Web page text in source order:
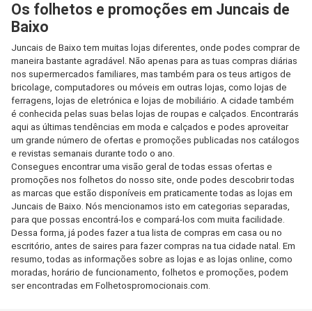
Os folhetos e promoções em Juncais de
Baixo
Juncais de Baixo tem muitas lojas diferentes, onde podes comprar de
maneira bastante agradável. Não apenas para as tuas compras diárias
nos supermercados familiares, mas também para os teus artigos de
bricolage, computadores ou móveis em outras lojas, como lojas de
ferragens, lojas de eletrónica e lojas de mobiliário. A cidade também
é conhecida pelas suas belas lojas de roupas e calçados. Encontrarás
aqui as últimas tendências em moda e calçados e podes aproveitar
um grande número de ofertas e promoções publicadas nos catálogos
e revistas semanais durante todo o ano.
Consegues encontrar uma visão geral de todas essas ofertas e
promoções nos folhetos do nosso site, onde podes descobrir todas
as marcas que estão disponíveis em praticamente todas as lojas em
Juncais de Baixo. Nós mencionamos isto em categorias separadas,
para que possas encontrá-los e compará-los com muita facilidade.
Dessa forma, já podes fazer a tua lista de compras em casa ou no
escritório, antes de saires para fazer compras na tua cidade natal. Em
resumo, todas as informações sobre as lojas e as lojas online, como
moradas, horário de funcionamento, folhetos e promoções, podem
ser encontradas em Folhetospromocionais.com.